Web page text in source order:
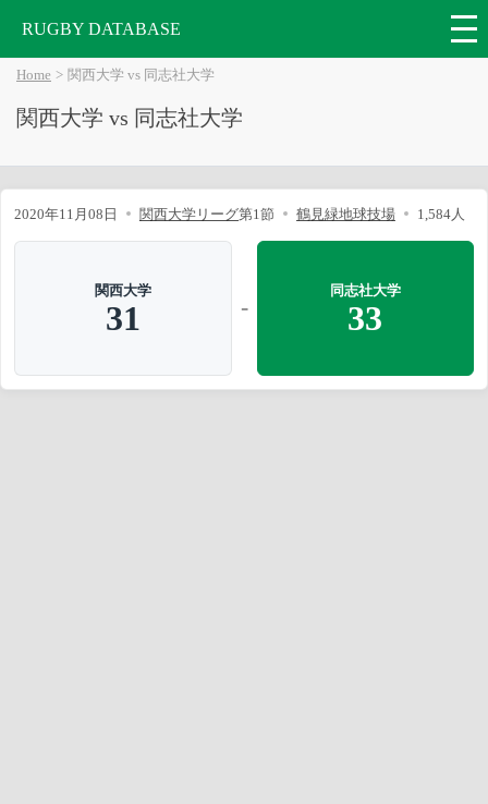
RUGBY DATABASE
Home 関西大学 vs 同志社大学
関西大学 vs 同志社大学
2020年11月08日 関西大学リーグ第1節 鶴見緑地球技場 1,584人
関西大学
31 -
同志社大学
33